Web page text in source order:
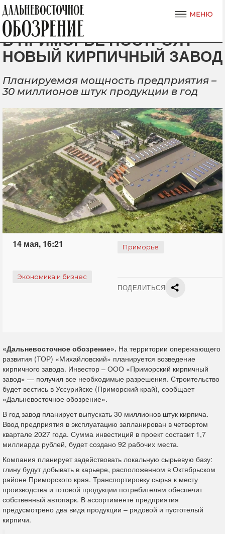
В ПРИМОРЬЕ ПОСТРОЯТ
НОВЫЙ КИРПИЧНЫЙ ЗАВОД
Планируемая мощность предприятия –
30 миллионов штук продукции в год
14 мая, 16:21 Приморье
Экономика и бизнес
ПОДЕЛИТЬСЯ
«Дальневосточное обозрение». На территории опережающего
развития (ТОР) «Михайловский» планируется возведение
кирпичного завода. Инвестор – ООО «Приморский кирпичный
завод» — получил все необходимые разрешения. Строительство
будет вестись в Уссурийске (Приморский край), сообщает
«Дальневосточное обозрение».
В год завод планирует выпускать 30 миллионов штук кирпича.
Ввод предприятия в эксплуатацию запланирован в четвертом
квартале 2027 года. Сумма инвестиций в проект составит 1,7
миллиарда рублей, будет создано 92 рабочих места.
Компания планирует задействовать локальную сырьевую базу:
глину будут добывать в карьере, расположенном в Октябрьском
районе Приморского края. Транспортировку сырья к месту
производства и готовой продукции потребителям обеспечит
собственный автопарк. В ассортименте предприятия
предусмотрено два вида продукции – рядовой и пустотелый
кирпичи.